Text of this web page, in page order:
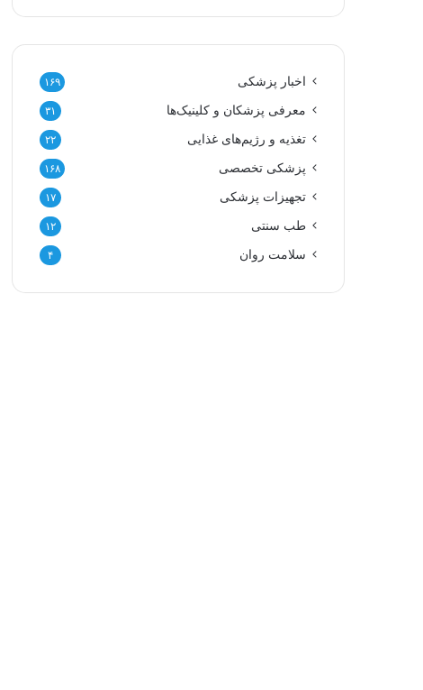
اخبار پزشکی ۱۶۹
معرفی پزشکان و کلینیک‌ها ۳۱
تغذیه و رژیم‌های غذایی ۲۲
پزشکی تخصصی ۱۶۸
تجهیزات پزشکی ۱۷
طب سنتی ۱۲
سلامت روان ۴